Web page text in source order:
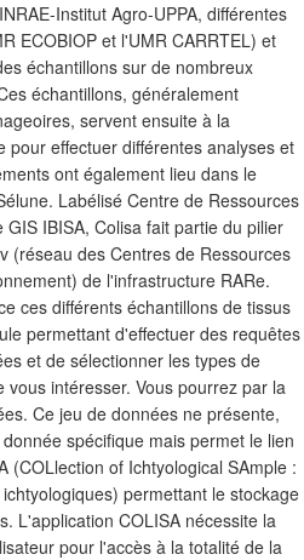
Institut Agro-UPPA, différentes
ECOBIOP et l'UMR CARRTEL) et
échantillons sur de nombreux
échantillons, généralement
servent ensuite à la
pour effectuer différentes analyses et
ont également lieu dans le
Labélisé Centre de Ressources
GIS IBISA, Colisa fait partie du pilier
(réseau des Centres de Ressources
de l'infrastructure RARe.
ces différents échantillons de tissus
permettant d'effectuer des requêtes
et de sélectionner les types de
vous intéresser. Vous pourrez par la
Ce jeu de données ne présente,
spécifique mais permet le lien
(COLlection of Ichtyological SAmple :
permettant le stockage
L'application COLISA nécessite la
pour l'accès à la totalité de la